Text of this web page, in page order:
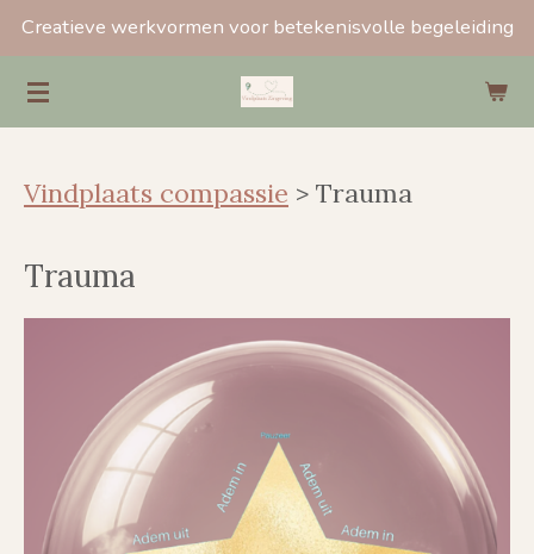
Ga
direct
naar
de
Creatieve werkvormen voor betekenisvolle begeleiding
Vindplaats compassie > Trauma
Trauma